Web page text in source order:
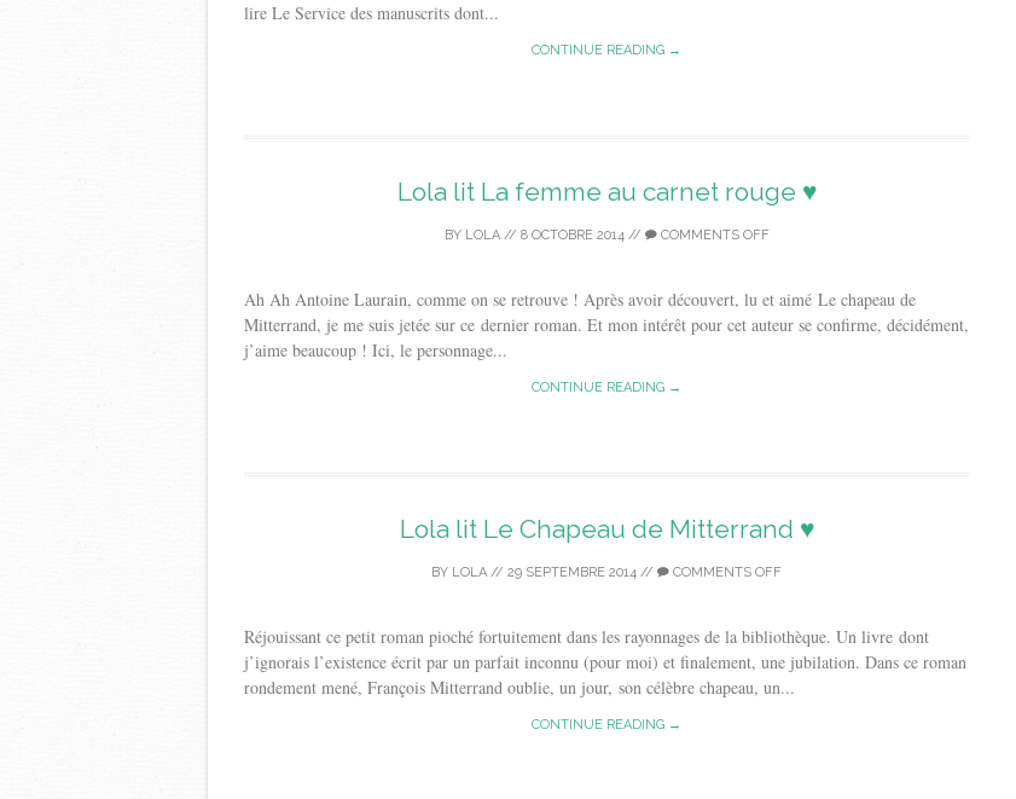
lire Le Service des manuscrits dont...
CONTINUE READING →
Lola lit La femme au carnet rouge ♥
BY LOLA// 8 OCTOBRE 2014// COMMENTS OFF
Ah Ah Antoine Laurain, comme on se retrouve ! Après avoir découvert, lu et aimé Le chapeau de
Mitterrand, je me suis jetée sur ce dernier roman. Et mon intérêt pour cet auteur se confirme, décidément,
j’aime beaucoup ! Ici, le personnage...
CONTINUE READING →
Lola lit Le Chapeau de Mitterrand ♥
BY LOLA // 29 SEPTEMBRE 2014 // COMMENTS OFF
Réjouissant ce petit roman pioché fortuitement dans les rayonnages de la bibliothèque. Un livre dont
j’ignorais l’existence écrit par un parfait inconnu (pour moi) et finalement, une jubilation. Dans ce roman
rondement mené, François Mitterrand oublie, un jour, son célèbre chapeau, un...
CONTINUE READING →